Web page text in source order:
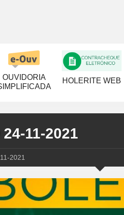
OUVIDORIA
HOLERITE WEB
11-2021
2021